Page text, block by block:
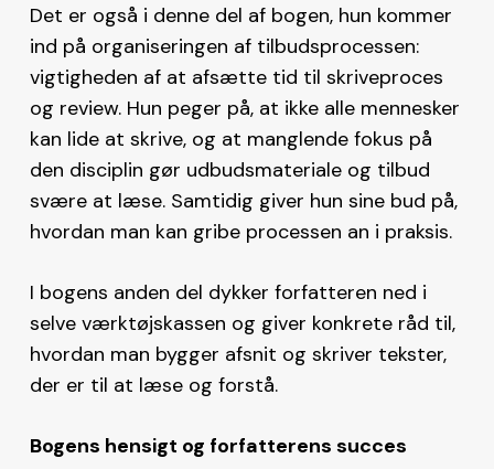
Det er også i denne del af bogen, hun kommer
ind på organiseringen af tilbudsprocessen:
vigtigheden af at afsætte tid til skriveproces
og review. Hun peger på, at ikke alle mennesker
kan lide at skrive, og at manglende fokus på
den disciplin gør udbudsmateriale og tilbud
svære at læse. Samtidig giver hun sine bud på,
hvordan man kan gribe processen an i praksis.
I bogens anden del dykker forfatteren ned i
selve værktøjskassen og giver konkrete råd til,
hvordan man bygger afsnit og skriver tekster,
der er til at læse og forstå.
Bogens hensigt og forfatterens succes